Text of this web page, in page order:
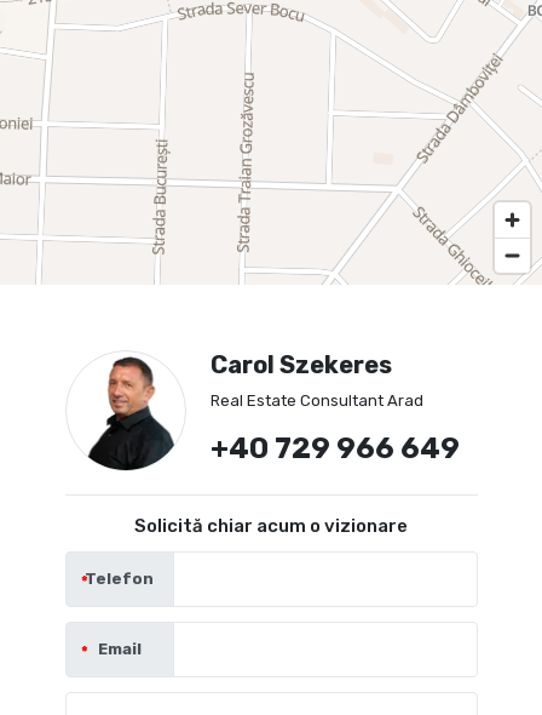
Carol Szekeres
Real Estate Consultant Arad
+40 729 966 649
Solicită chiar acum o vizionare
Telefon
Email